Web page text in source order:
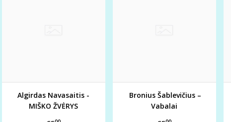
Algirdas Navasaitis -
MIŠKO ŽVĖRYS
Bronius Šablevičius –
Vabalai